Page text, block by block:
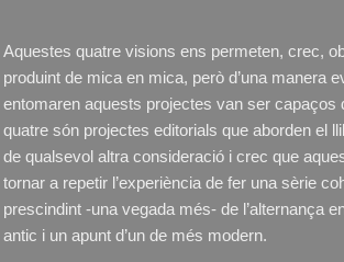
Aquestes quatre visions ens permeten, crec,
produint de mica en mica, però d’una manera
entomaren aquests projectes van ser capaços
quatre són projectes editorials que aborden el
de qualsevol altra consideració i crec que
tornar a repetir l’experiència de fer una sèrie
prescindint -una vegada més- de l’alternança
antic i un apunt d’un de més modern.